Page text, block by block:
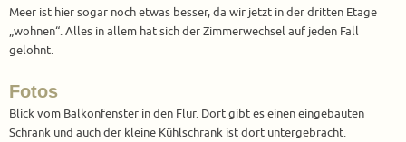
Meer ist hier sogar noch etwas besser, da wir jetzt in der dritten Etage
„wohnen“. Alles in allem hat sich der Zimmerwechsel auf jeden Fall
gelohnt.
Fotos
Blick vom Balkonfenster in den Flur. Dort gibt es einen eingebauten
Schrank und auch der kleine Kühlschrank ist dort untergebracht.